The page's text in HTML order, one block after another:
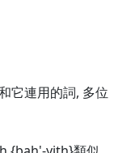
它連用的詞, 多位